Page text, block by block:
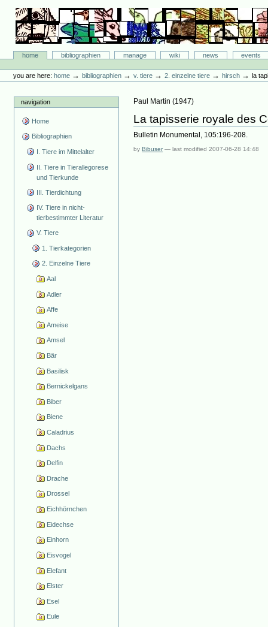
content.
navigation
Bibliographie-Portal
Sectionshome bibliographien manage wiki news
events
tools
you are here: home →bibliographien →v. tiere →2. einzelne tiere →hirsch →la
navigation
Home
Bibliographien
I. Tiere im Mittelalter
II. Tiere in Tierallegorese
und Tierkunde
III. Tierdichtung
IV. Tiere in nicht-
tierbestimmter Literatur
V. Tiere
1. Tierkategorien
2. Einzelne Tiere
Aal
Adler
Affe
Ameise
Amsel
Bär
Basilisk
Bernickelgans
Biber
Biene
Caladrius
Dachs
Delfin
Drache
Drossel
Eichhörnchen
Eidechse
Einhorn
Eisvogel
Elefant
Elster
Esel
Eule
Paul Martin (1947)
La tapisserie royale des
Bulletin Monumental, 105:196-208.
byBibuser —last modified2007-06-28 14:48